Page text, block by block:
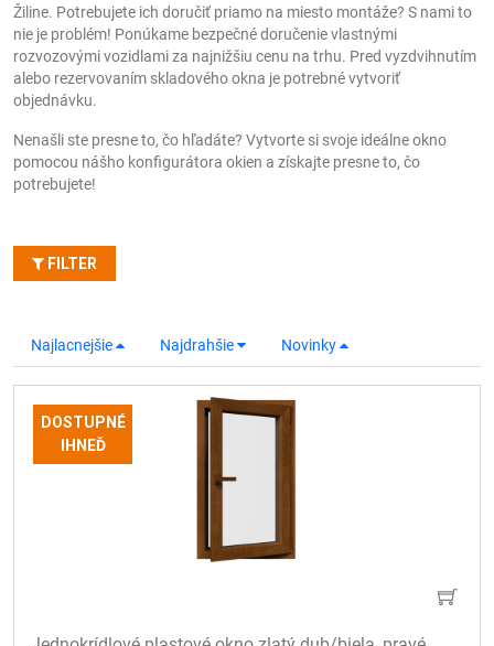
Žiline. Potrebujete ich doručiť priamo na miesto montáže? S nami to
nie je problém! Ponúkame bezpečné doručenie vlastnými
rozvozovými vozidlami za najnižšiu cenu na trhu. Pred vyzdvihnutím
alebo rezervovaním skladového okna je potrebné vytvoriť
objednávku.
Nenašli ste presne to, čo hľadáte? Vytvorte si svoje ideálne okno
pomocou nášho konfigurátora okien a získajte presne to, čo
potrebujete!
FILTER
Najlacnejšie Najdrahšie Novinky
DOSTUPNÉ
IHNEĎ